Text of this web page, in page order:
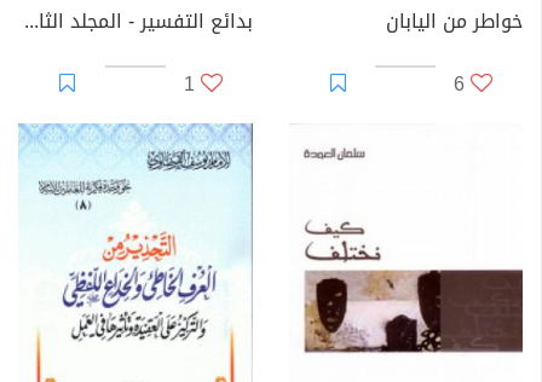
خواطر من اليابان
6
بدائع التفسير - المجلد الثاني
1